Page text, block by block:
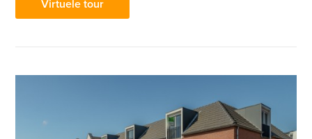
Virtuele tour